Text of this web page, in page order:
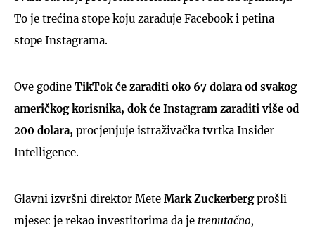
To je trećina stope koju zarađuje Facebook i petina
stope Instagrama.
Ove godine TikTok će zaraditi oko 67 dolara od svakog
američkog korisnika, dok će Instagram zaraditi više od
200 dolara, procjenjuje istraživačka tvrtka Insider
Intelligence.
Glavni izvršni direktor Mete Mark Zuckerbergprošli
mjesec je rekao investitorima da je trenutačno,